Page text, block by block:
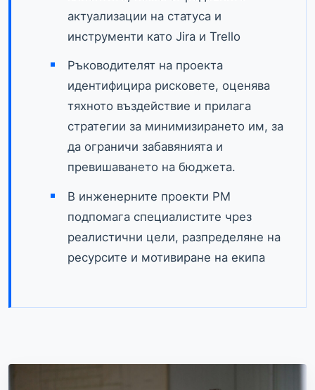
актуализации на статуса и
инструменти като Jira и Trello
Ръководителят на проекта
идентифицира рисковете, оценява
тяхното въздействие и прилага
стратегии за минимизирането им, за
да ограничи забавянията и
превишаването на бюджета.
В инженерните проекти PM
подпомага специалистите чрез
реалистични цели, разпределяне на
ресурсите и мотивиране на екипа